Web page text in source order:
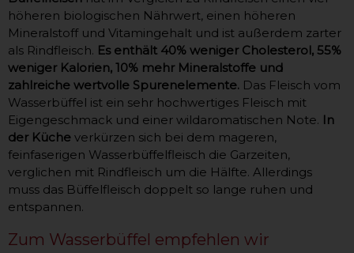
höheren biologischen Nährwert, einen höheren
Mineralstoff und Vitamingehalt und ist außerdem zarter
als Rindfleisch. Es enthält 40% weniger Cholesterol, 55%
weniger Kalorien, 10% mehr Mineralstoffe und
zahlreiche wertvolle Spurenelemente. Das Fleisch vom
Wasserbüffel ist ein sehr hochwertiges Fleisch mit
Eigengeschmack und einer wildaromatischen Note.
In
der Küche verkürzen sich bei dem mageren,
feinfaserigen Wasserbüffelfleisch die Garzeiten,
verglichen mit Rindfleisch um die Hälfte. Allerdings
muss das Büffelfleisch doppelt so lange ruhen und
entspannen.
Zum Wasserbüffel empfehlen wir